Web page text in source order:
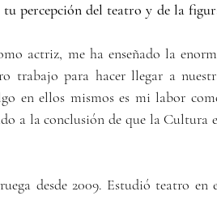
percepción del teatro y de la
trabajo para hacer llegar a
en ellos mismos es mi labor
a la conclusión de que la Cultura
desde 2009. Estudió teatro en